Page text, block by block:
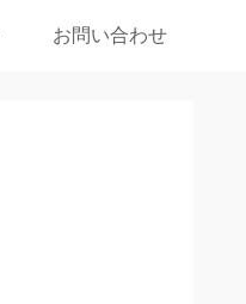
お問い合わせ